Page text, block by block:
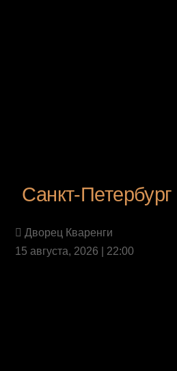
Санкт-
Дворец Кваренги
15 августа, 2026 | 22:00